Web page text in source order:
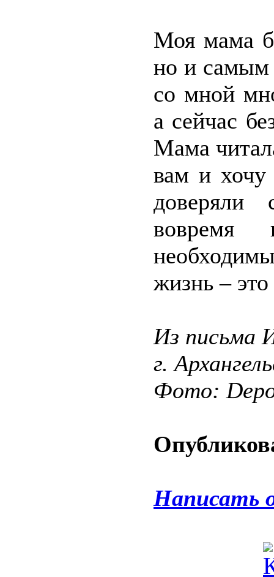
Моя мама
но и самым
со мной
а сейчас
Мама
вам и хочу
доверяли
вовремя
жизнь –
Из письма
г.
Фото:
Написать